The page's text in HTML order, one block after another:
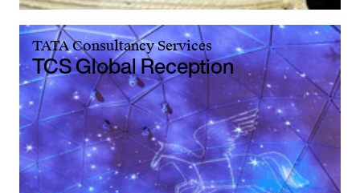
TATA Consultancy Services
TCS Global Reception